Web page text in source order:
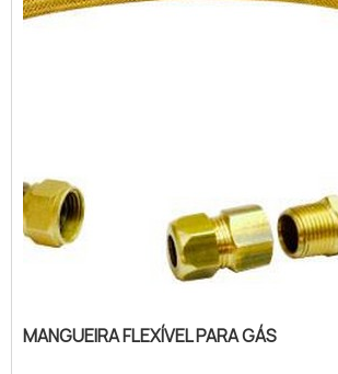
mangueira industrial de teflon
MANGUEIRA FLEXÍVEL PARA GÁS